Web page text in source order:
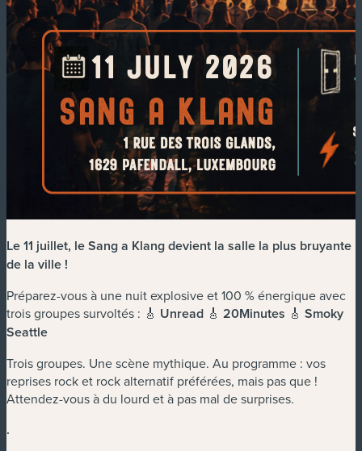
Le 11 juillet, le Sang a Klang devient la salle la plus bruyante
de la ville !
Préparez-vous à une nuit explosive et 100 % énergique avec
trois groupes survoltés : 🎸 Unread 🎸 20Minutes 🎸 Smoky
Seattle
Trois groupes. Une scène mythique. Au programme : vos
reprises rock et rock alternatif préférées, mais pas que !
Attendez-vous à du lourd et à pas mal de surprises.
.